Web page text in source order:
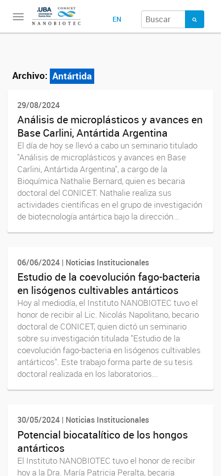
Toggle
navigation
EN
Archivo: Antártida
29/08/2024
Análisis de microplásticos y avances en
Base Carlini, Antártida Argentina
El día de hoy se llevó a cabo un seminario titulado
"Análisis de microplásticos y avances en Base
Carlini, Antártida Argentina", a cargo de la
Bioquímica Nathalie Bernard, quien es becaria
doctoral del CONICET. Nathalie realiza sus
actividades científicas en el grupo de investigación
de biotecnología antártica bajo la dirección...
06/06/2024 | Noticias Institucionales
Estudio de la coevolución fago-bacteria
en lisógenos cultivables antárticos
Hoy al mediodía, el Instituto NANOBIOTEC tuvo el
honor de recibir al Lic. Nicolás Napolitano, becario
doctoral de CONICET, quien dictó un seminario
sobre su investigación titulada "Estudio de la
coevolución fago-bacteria en lisógenos cultivables
antárticos". Este trabajo forma parte de su tesis
doctoral realizada en los laboratorios...
30/05/2024 | Noticias Institucionales
Potencial biocatalítico de los hongos
antárticos
El Instituto NANOBIOTEC tuvo el honor de recibir
hoy a la Dra. María Patricia Peralta, becaria